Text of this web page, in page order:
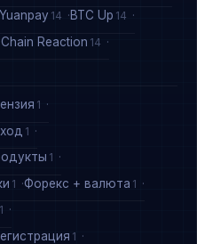
Yuanpay 14 BTC Up 14
Chain Reaction 14
1
1
1
1 Форекс + валюта 1
1
1